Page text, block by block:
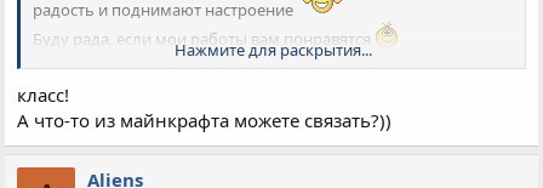
радость и поднимают настроение
Буду рада, если мои работы вам понравятся
Сейчас в наличии:
Танчик, Большая собачка, Зайчик и Куколка
Нажмите для раскрытия...
класс!
А что-то из майнкрафта можете связать?))
Aliens